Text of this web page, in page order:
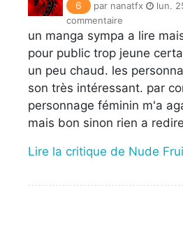
6
par nanatfx lun.
commentaire
un manga sympa a lire
pour public trop jeune
un peu chaud. les
son très intéressant. par
personnage féminin m'a
mais bon sinon rien a
Lire la critique de Nude